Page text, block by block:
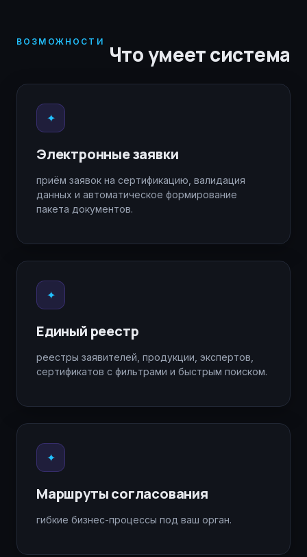
ВОЗМОЖНОСТИ Что умеет система
✦
Электронные заявки
приём заявок на сертификацию, валидация
данных и автоматическое формирование
пакета документов.
✦
Единый реестр
реестры заявителей, продукции, экспертов,
сертификатов с фильтрами и быстрым поиском.
✦
Маршруты согласования
гибкие бизнес-процессы под ваш орган.